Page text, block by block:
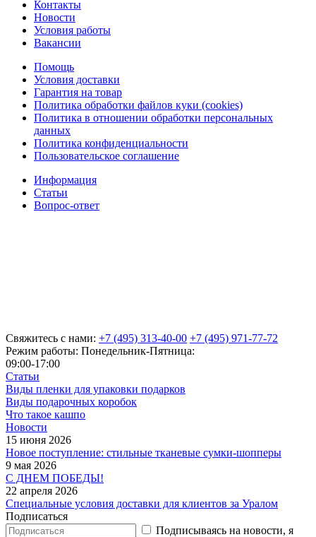
Контакты
Новости
Условия работы
Вакансии
Помощь
Условия доставки
Гарантия на товар
Политика обработки файлов куки (cookies)
Политика в отношении обработки персональных
данных
Политика конфиденциальности
Пользовательское соглашение
Информация
Статьи
Вопрос-ответ
Свяжитесь с нами: +7 (495) 313-40-00 +7 (495) 971-77-72
Режим работы: Понедельник-Пятница:
09:00-17:00
Статьи
Виды пленки для упаковки подарков
Виды подарочных коробок
Что такое кашпо
Новости
15 июня 2026
Новое поступление: стильные тканевые сумки-шопперы
9 мая 2026
С ДНЕМ ПОБЕДЫ!
22 апреля 2026
Специальные условия доставки для клиентов за Уралом
Подписаться
Подписываясь на новости, я